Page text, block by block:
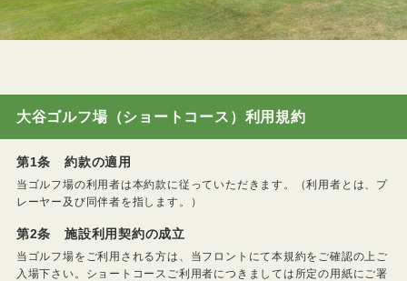
大谷ゴルフ場（ショートコース）利用規約
第1条 約款の適用
当ゴルフ場の利用者は本約款に従っていただきます。（利用者とは、プ
レーヤー及び同伴者を指します。）
第2条 施設利用契約の成立
当ゴルフ場をご利用される方は、当フロントにて本規約をご確認の上ご
入場下さい。ショートコースご利用者につきましては所定の用紙にご署